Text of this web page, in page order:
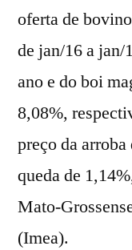
oferta de
de jan/16 a jan/
ano e do boi
8,08%,
preço da
queda de
Mato-
(Imea).